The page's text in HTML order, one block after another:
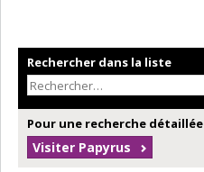
Rechercher dans la liste
Pour une recherche détaillée
Visiter Papyrus